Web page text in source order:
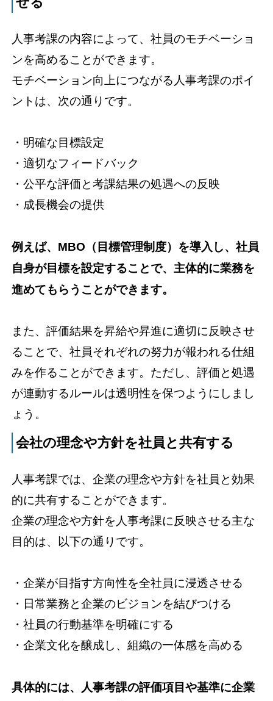
人事考課の内容によって、社員のモチベーショ
ンを高めることができます。
モチベーション向上につながる人事考課のポイ
ントは、次の通りです。
・明確な目標設定
・適切なフィードバック
・公平な評価と考課結果の処遇への反映
・成長機会の提供
例えば、MBO（目標管理制度）を導入し、社員
自身が目標を設定することで、主体的に業務を
進めてもらうことができます。
また、評価結果を昇給や昇進に適切に反映させ
ることで、社員それぞれの努力が報われる仕組
みを作ることができます。ただし、評価と処遇
が連動するルールは透明性を保つようにしまし
ょう。
会社の理念や方針を社員と共有する
人事考課では、企業の理念や方針を社員と効果
的に共有することができます。
企業の理念や方針を人事考課に反映させる主な
目的は、以下の通りです。
・企業が目指す方向性を全社員に浸透させる
・日常業務と企業のビジョンを結びつける
・社員の行動基準を明確にする
・企業文化を醸成し、組織の一体感を高める
具体的には、人事考課の評価項目や基準に企業